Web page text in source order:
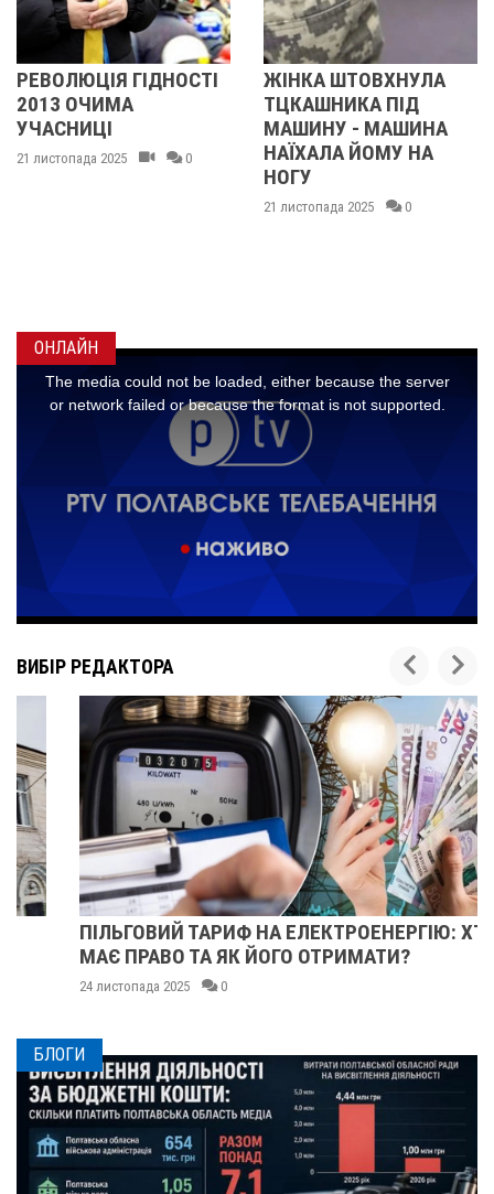
РЕВОЛЮЦІЯ ГІДНОСТІ
2013 ОЧИМА
УЧАСНИЦІ
21 листопада 2025 0
ЖІНКА ШТОВХНУЛА
ТЦКАШНИКА ПІД
МАШИНУ - МАШИНА
НАЇХАЛА ЙОМУ НА
НОГУ
21 листопада 2025 0
ОНЛАЙН
ВИБІР РЕДАКТОРА
ПІЛЬГОВИЙ ТАРИФ НА ЕЛЕКТРОЕНЕРГІЮ: ХТО
МАЄ ПРАВО ТА ЯК ЙОГО ОТРИМАТИ?
24 листопада 2025 0
БЛОГИ